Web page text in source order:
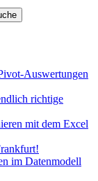
Auswertungen
richtige
mit dem Excel
im Datenmodell